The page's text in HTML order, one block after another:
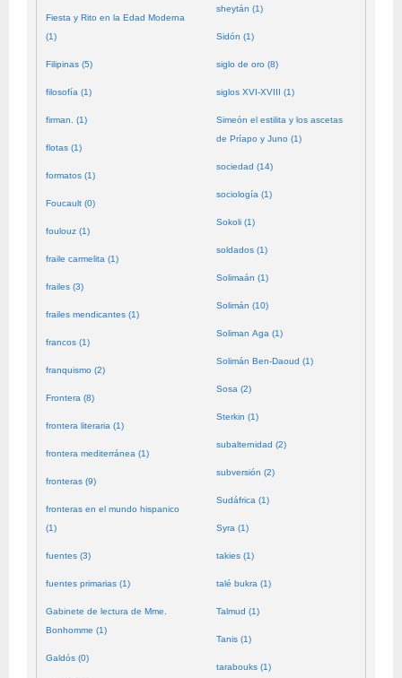
Fiesta y Rito en la Edad Moderna
(1)
Filipinas (5)
filosofía (1)
firman. (1)
flotas (1)
formatos (1)
Foucault (0)
foulouz (1)
fraile carmelita (1)
frailes (3)
frailes mendicantes (1)
francos (1)
franquismo (2)
Frontera (8)
frontera literaria (1)
frontera mediterránea (1)
fronteras (9)
fronteras en el mundo hispanico
(1)
fuentes (3)
fuentes primarias (1)
Gabinete de lectura de Mme.
Bonhomme (1)
Galdós (0)
sheytán (1)
Sidón (1)
siglo de oro (8)
siglos XVI-XVIII (1)
Simeón el estilita y los ascetas
de Príapo y Juno (1)
sociedad (14)
sociología (1)
Sokoli (1)
soldados (1)
Solimaán (1)
Solimán (10)
Soliman Aga (1)
Solimán Ben-Daoud (1)
Sosa (2)
Sterkin (1)
subalternidad (2)
subversión (2)
Sudáfrica (1)
Syra (1)
takies (1)
talé bukra (1)
Talmud (1)
Tanis (1)
tarabouks (1)